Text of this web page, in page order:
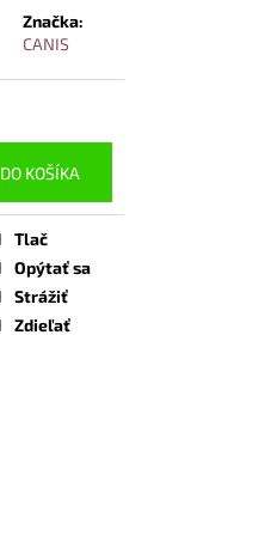
Značka:
CANIS
DO KOŠÍKA
Tlač
Opýtať sa
Strážiť
Zdieľať